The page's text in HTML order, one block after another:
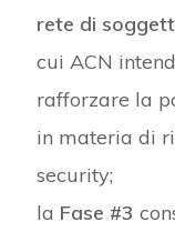
rete di
cui ACN
rafforzare la
in materia di
security;
la Fase #3